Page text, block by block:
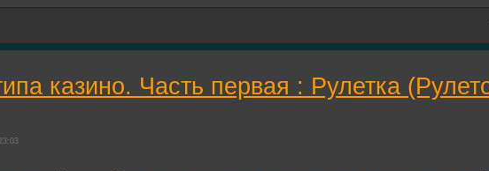
казино. Часть первая : Рулетка